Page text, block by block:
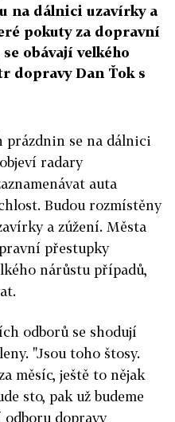
na dálnici uzavírky a
pokuty za dopravní
obávají velkého
dopravy Dan Ťok s
prázdnin se na dálnici
radary
auta
Budou rozmístěny
a zúžení. Města
přestupky
nárůstu případů,
odborů se shodují
"Jsou toho štosy.
měsíc, ještě to nějak
sto, pak už budeme
dopravy